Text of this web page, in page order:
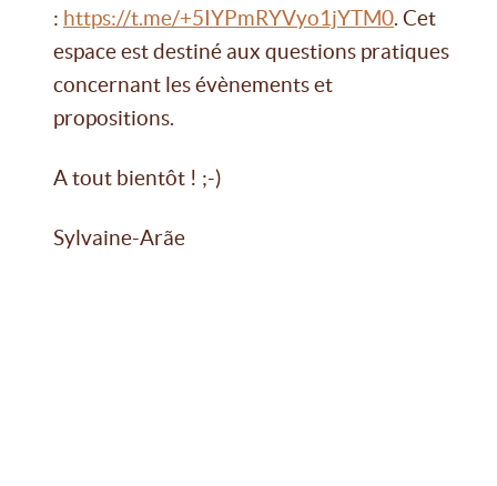
: https://t.me/+5IYPmRYVyo1jYTM0. Cet
espace est destiné aux questions pratiques
concernant les évènements et
propositions.
A tout bientôt ! ;-)
Sylvaine-Arãe